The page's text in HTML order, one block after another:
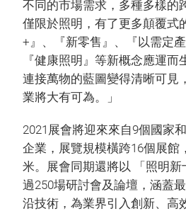
不同的市場需求，多種多樣的
僅限於照明，有了更多顛覆式
+』、『新零售』、『以需定
『健康照明』等新概念應運而
連接萬物的藍圖變得清晰可見
業將大有可為。」
2021展會將迎來來自9個國家
企業，展覽規模橫跨16個展館
米。展會同期還將以 「照明新
過250場研討會及論壇，涵蓋
沿技術，為業界引入創新、高